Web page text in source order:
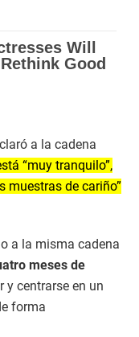
a la cadena
“muy tranquilo”,
muestras de cariño”
a la misma cadena
meses de
y centrarse en un
forma